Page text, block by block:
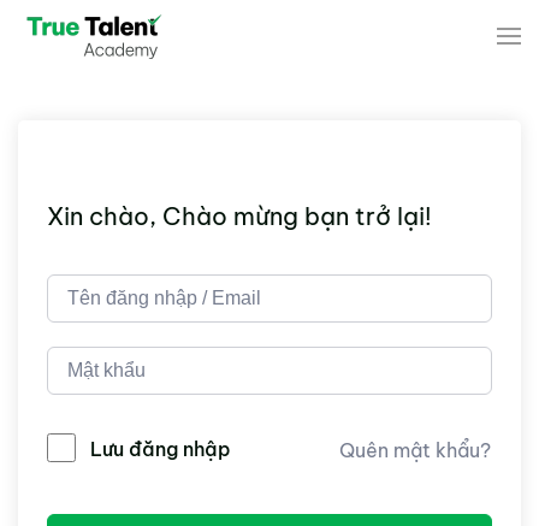
Xin chào, Chào mừng bạn trở lại!
Lưu đăng nhập Quên mật khẩu?